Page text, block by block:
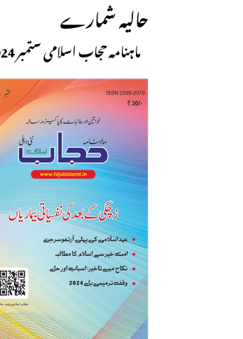
حالیہ شمارے
ماہنامہ حجاب اسلامی ستمبر 2024